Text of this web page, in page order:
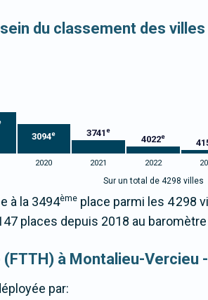
du classement des
3094e 3741e
4022e
2020 2021 2022
Sur un total de 4298 villes
à la 3494ème place parmi les 4 298
places depuis 2018 au
à Montalieu-Vercieu
par: